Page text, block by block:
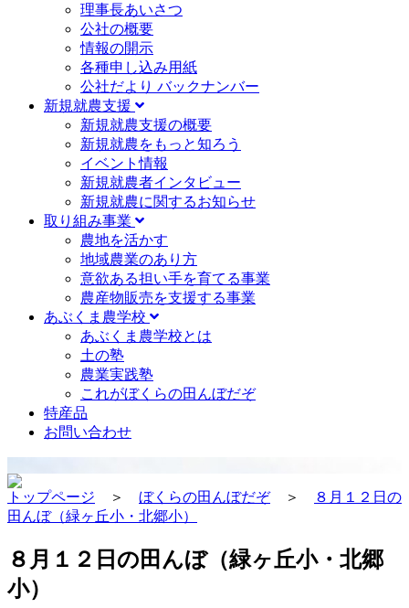
理事長あいさつ
公社の概要
情報の開示
各種申し込み用紙
公社だより バックナンバー
新規就農支援
新規就農支援の概要
新規就農をもっと知ろう
イベント情報
新規就農者インタビュー
新規就農に関するお知らせ
取り組み事業
農地を活かす
地域農業のあり方
意欲ある担い手を育てる事業
農産物販売を支援する事業
あぶくま農学校
あぶくま農学校とは
土の塾
農業実践塾
これがぼくらの田んぼだぞ
特産品
お問い合わせ
トップページ ＞ ぼくらの田んぼだぞ＞
８月１２日の
田んぼ（緑ヶ丘小・北郷小）
８月１２日の田んぼ（緑ヶ丘小・北郷
小）